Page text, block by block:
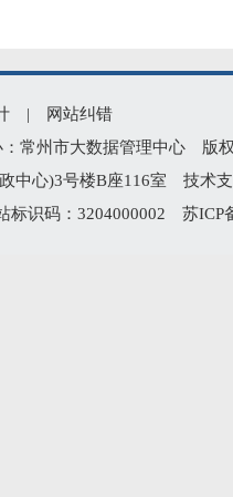
|
网站纠错
常州市大数据管理中心 版
中心)3号楼B座116室 技术
标识码：3204000002 苏ICP